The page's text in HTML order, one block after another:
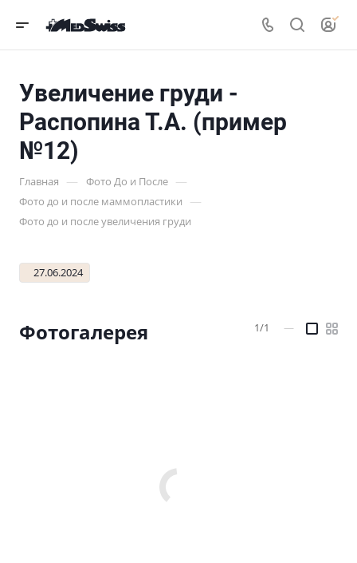
Увеличение груди -
Распопина Т.А. (пример
№12)
Главная — Фото До и После —
Фото до и после маммопластики —
Фото до и после увеличения груди
27.06.2024
Фотогалерея 1/1 —